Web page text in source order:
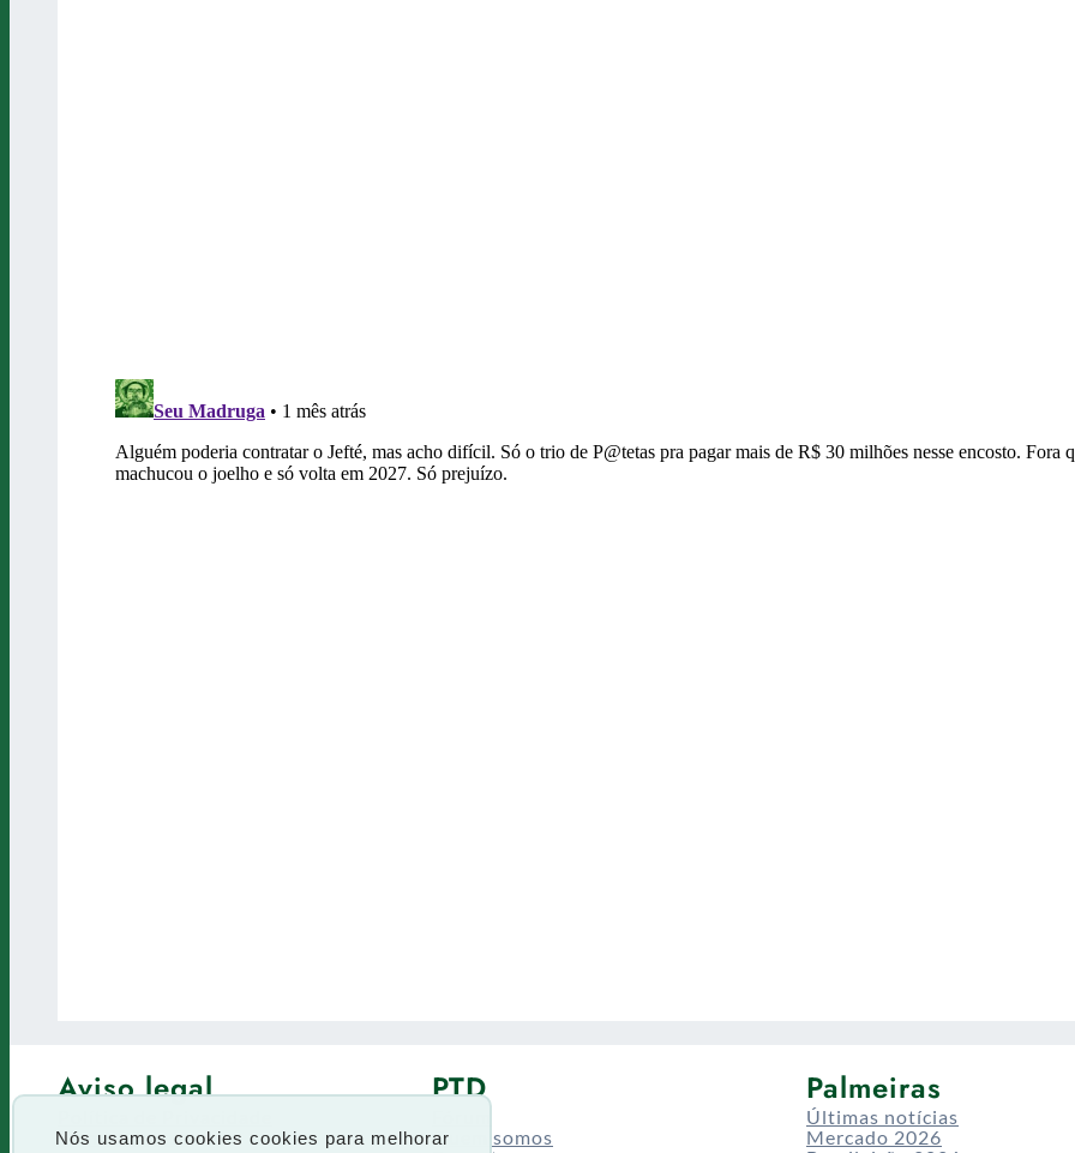
Nós usamos cookies cookies para melhorar
Aviso legal
Termos de uso
PTD
Quem somos
Palmeiras
Últimas notícias
Mercado 2026